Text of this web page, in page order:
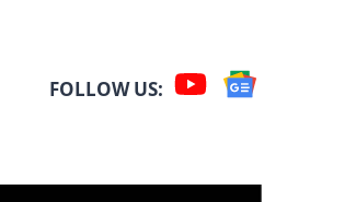
FOLLOW US: